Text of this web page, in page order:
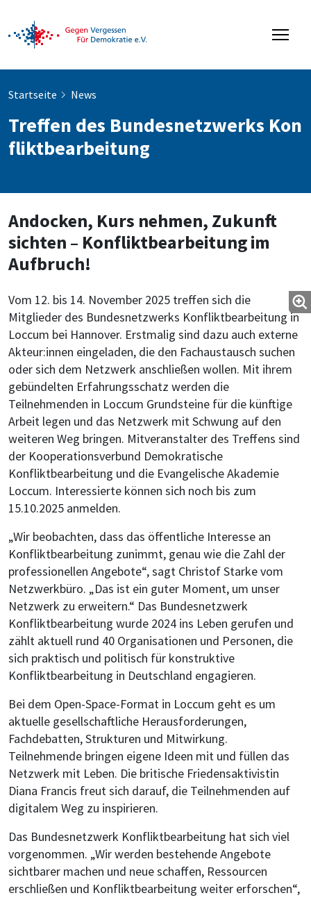
Startseite News
Treffen des Bundesnetzwerks Kon
fliktbearbeitung
Andocken, Kurs nehmen, Zukunft
sichten – Konfliktbearbeitung im
Aufbruch!
Vom 12. bis 14. November 2025 treffen sich die
Mitglieder des Bundesnetzwerks Konfliktbearbeitung in
Loccum bei Hannover. Erstmalig sind dazu auch externe
Akteur:innen eingeladen, die den Fachaustausch suchen
oder sich dem Netzwerk anschließen wollen. Mit ihrem
gebündelten Erfahrungsschatz werden die
Teilnehmenden in Loccum Grundsteine für die künftige
Arbeit legen und das Netzwerk mit Schwung auf den
weiteren Weg bringen. Mitveranstalter des Treffens sind
der Kooperationsverbund Demokratische
Konfliktbearbeitung und die Evangelische Akademie
Loccum. Interessierte können sich noch bis zum
15.10.2025 anmelden.
„Wir beobachten, dass das öffentliche Interesse an
Konfliktbearbeitung zunimmt, genau wie die Zahl der
professionellen Angebote“, sagt Christof Starke vom
Netzwerkbüro. „Das ist ein guter Moment, um unser
Netzwerk zu erweitern.“ Das Bundesnetzwerk
Konfliktbearbeitung wurde 2024 ins Leben gerufen und
zählt aktuell rund 40 Organisationen und Personen, die
sich praktisch und politisch für konstruktive
Konfliktbearbeitung in Deutschland engagieren.
Bei dem Open-Space-Format in Loccum geht es um
aktuelle gesellschaftliche Herausforderungen,
Fachdebatten, Strukturen und Mitwirkung.
Teilnehmende bringen eigene Ideen mit und füllen das
Netzwerk mit Leben. Die britische Friedensaktivistin
Diana Francis freut sich darauf, die Teilnehmenden auf
digitalem Weg zu inspirieren.
Das Bundesnetzwerk Konfliktbearbeitung hat sich viel
vorgenommen. „Wir werden bestehende Angebote
sichtbarer machen und neue schaffen, Ressourcen
erschließen und Konfliktbearbeitung weiter erforschen“,